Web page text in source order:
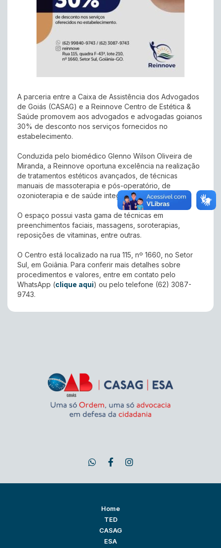
A parceria entre a Caixa de Assistência dos Advogados
de Goiás (CASAG) e a Reinnove Centro de Estética &
Saúde promovem aos advogados e advogadas goianos
30% de desconto nos serviços fornecidos no
estabelecimento.
Conduzida pelo biomédico Glenno Wilson Oliveira de
Miranda, a Reinnove oportuna excelência na realização
de tratamentos estéticos avançados, de técnicas
manuais de massoterapia e pós-operatório, de
ozonioterapia e de saúde integrativa.
O espaço possui vasta gama de técnicas em
preenchimentos faciais, massagens, soroterapias,
reposições de vitaminas, entre outras.
O Centro está localizado na rua 115, nº 1660, no Setor
Sul, em Goiânia. Para conferir mais detalhes sobre
procedimentos e valores, entre em contato pelo
WhatsApp (clique aqui) ou pelo telefone (62) 3087-
9743.
Home
TED
CASAG
ESA